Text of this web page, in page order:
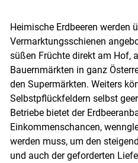
Heimische Erdbeeren werden
Vermarktungsschienen
süßen Früchte direkt am Hof,
Bauernmärkten in ganz
den Supermärkten. Weiters
Selbstpflückfeldern selbst
Betriebe bietet der
Einkommenschancen,
werden muss, um den
und auch der geforderten